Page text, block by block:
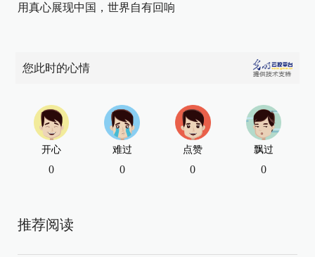
用真心展现中国，世界自有回响
您此时的心情
开心
0
难过
0
点赞
0
飘过
0
推荐阅读